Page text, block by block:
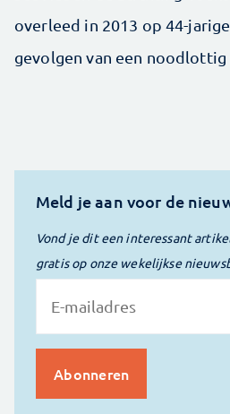
overleed in 2013 op 44-
gevolgen van een noodlottig
Meld je aan voor de
Vond je dit een interessant
gratis op onze wekelijkse